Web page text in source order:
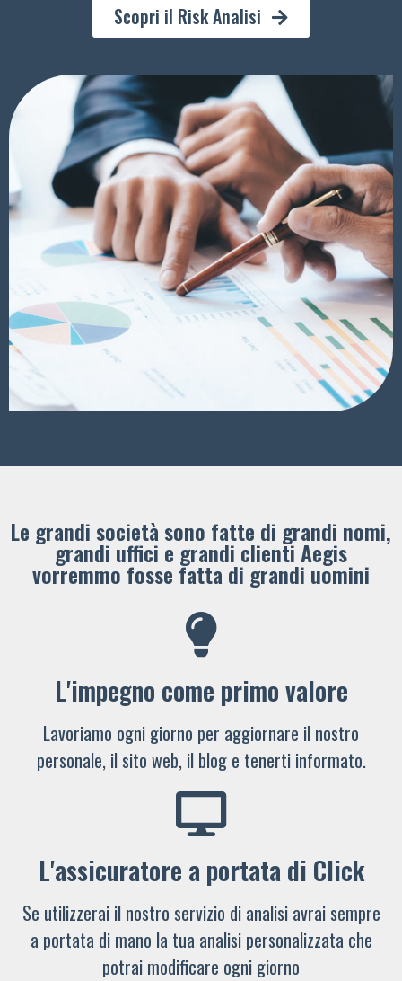
Scopri il Risk Analisi
Le grandi società sono fatte di grandi nomi,
grandi uffici e grandi clienti ​Aegis
vorremmo fosse fatta di grandi uomini
L'impegno come primo valore
Lavoriamo ogni giorno per aggiornare il nostro
personale, il sito web, il blog e tenerti informato.
L'assicuratore a portata di Click
Se utilizzerai il nostro servizio di analisi avrai sempre
a portata di mano la tua analisi personalizzata che
potrai modificare ogni giorno